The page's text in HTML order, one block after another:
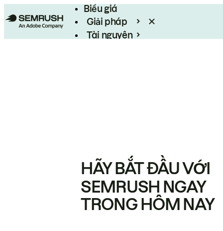
Biểu giá
Giải pháp
Tài nguyên
HÃY BẮT ĐẦU VỚI
SEMRUSH NGAY
TRONG HÔM NAY